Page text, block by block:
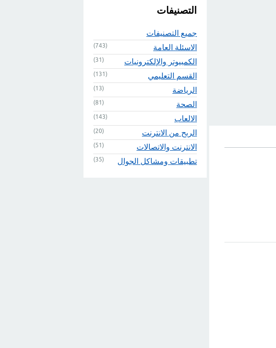
التصنيفات
جميع التصنيفات
الاسئلة العامة
(743)
الكمبيوتر والإلكترونيات (31)
القسم التعليمي (131)
الرياضة (13)
الصحة (81)
الالعاب (143)
الربح من الانترنت (20)
الانترنت والاتصالات (51)
تطبيقات ومشاكل الجوال (35)